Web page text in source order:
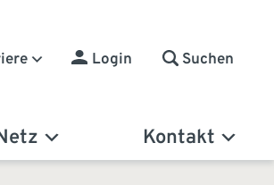
Login Suchen
Kontakt